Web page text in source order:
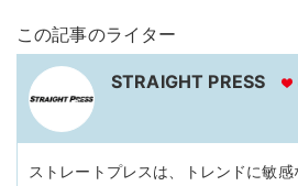
この記事のライター
STRAIGHT PRESS
ストレートプレスは、トレンドに敏